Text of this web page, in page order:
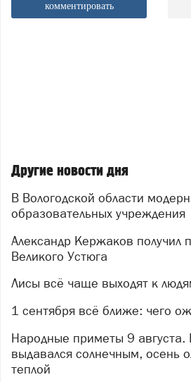
комментировать
Другие новости дня
В Вологодской области модернизируют 42
образовательных учреждения
Александр Кержаков получил памятный мяч из
Великого Устюга
Лисы всё чаще выходят к
1 сентября всё ближе: чего
Народные приметы 9 августа. Если день
выдавался солнечным, осень
теплой